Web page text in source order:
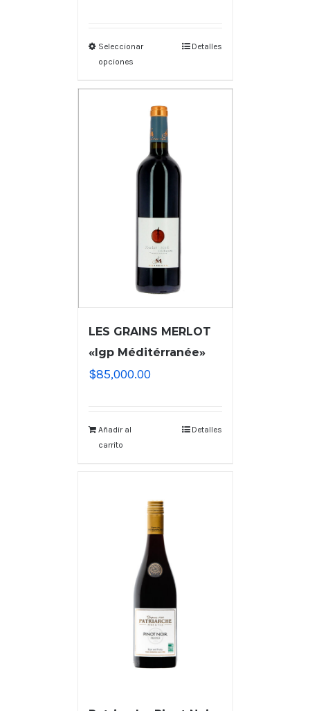
Seleccionar
opciones
Detalles
LES GRAINS MERLOT
«Igp Méditérranée»
$85,000.00
Añadir al
carrito
Detalles